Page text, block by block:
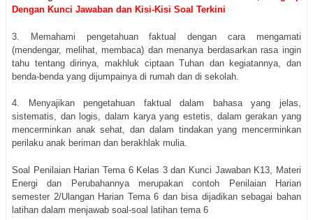
Dengan Kunci Jawaban dan Kisi-Kisi Soal Terkini
3. Memahami pengetahuan faktual dengan cara mengamati
(mendengar, melihat, membaca) dan menanya berdasarkan rasa ingin
tahu tentang dirinya, makhluk ciptaan Tuhan dan kegiatannya, dan
benda-benda yang dijumpainya di rumah dan di sekolah.
4. Menyajikan pengetahuan faktual dalam bahasa yang jelas,
sistematis, dan logis, dalam karya yang estetis, dalam gerakan yang
mencerminkan anak sehat, dan dalam tindakan yang mencerminkan
perilaku anak beriman dan berakhlak mulia.
Soal Penilaian Harian Tema 6 Kelas 3 dan Kunci Jawaban K13, Materi
Energi dan Perubahannya merupakan contoh Penilaian Harian
semester 2/Ulangan Harian Tema 6 dan bisa dijadikan sebagai bahan
latihan dalam menjawab soal-soal latihan tema 6